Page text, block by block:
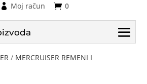
0
Moj račun
/ MERCRUISER REMENI I